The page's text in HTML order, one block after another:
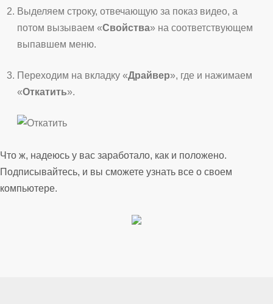
Выделяем строку, отвечающую за показ видео, а
потом вызываем «Свойства» на соответствующем
выпавшем меню.
Переходим на вкладку «Драйвер», где и нажимаем
«Откатить».
Что ж, надеюсь у вас заработало, как и положено.
Подписывайтесь, и вы сможете узнать все о своем
компьютере.